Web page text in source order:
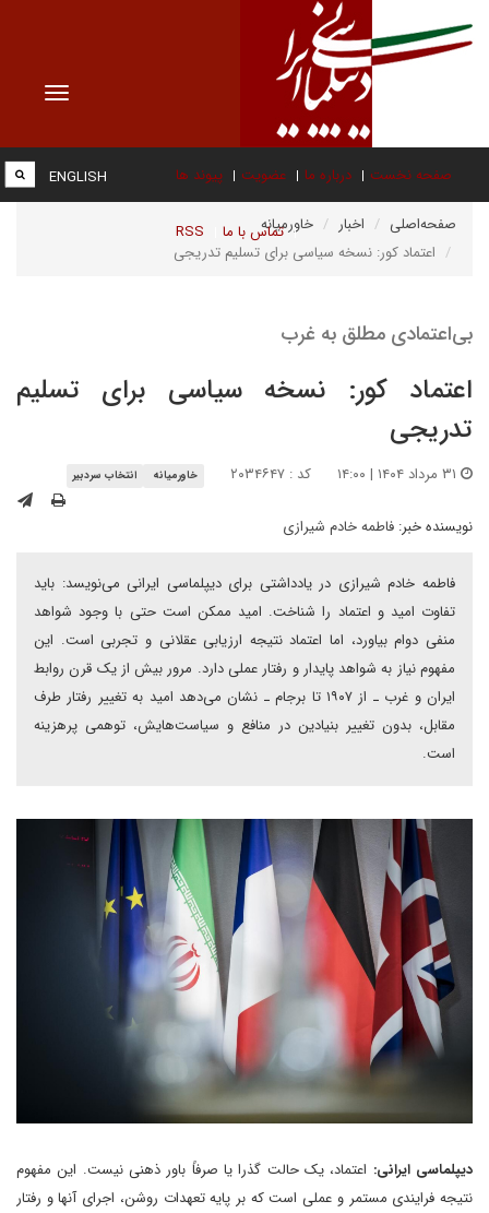
Toggle
صفحه نخست درباره ما عضویت پیوند ها
تماس با ما RSS
ENGLISH
صفحه‌اصلی اخبار
خاورمیانه
اعتماد کور: نسخه سیاسی برای تسلیم تدریجی
بی‌اعتمادی مطلق به غرب
اعتماد کور: نسخه سیاسی برای تسلیم
تدریجی
کد : ۲۰۳۴۶۴۷ خاورمیانه انتخاب سردبیر
نویسنده خبر: فاطمه خادم شیرازی
فاطمه خادم شیرازی در یادداشتی برای دیپلماسی ایرانی می‌نویسد: باید
تفاوت امید و اعتماد را شناخت. امید ممکن است حتی با وجود شواهد
منفی دوام بیاورد، اما اعتماد نتیجه ارزیابی عقلانی و تجربی است. این
مفهوم نیاز به شواهد پایدار و رفتار عملی دارد. مرور بیش از یک قرن روابط
ایران و غرب ـ از ۱۹۰۷ تا برجام ـ نشان می‌دهد امید به تغییر رفتار طرف
مقابل، بدون تغییر بنیادین در منافع و سیاست‌هایش، توهمی پرهزینه
است.
دیپلماسی ایرانی: اعتماد، یک حالت گذرا یا صرفاً باور ذهنی نیست. این مفهوم
نتیجه فرایندی مستمر و عملی است که بر پایه تعهدات روشن، اجرای آنها و رفتار